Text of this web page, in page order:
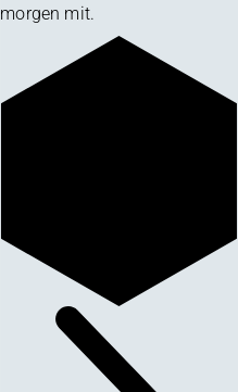
morgen mit.